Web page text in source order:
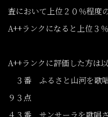
査において上位２０％程度
A++ランクになると上位３％
A++ランクに評価した方は
３番 ふるさと山河を
９３点
４３番 サンサーラを歌